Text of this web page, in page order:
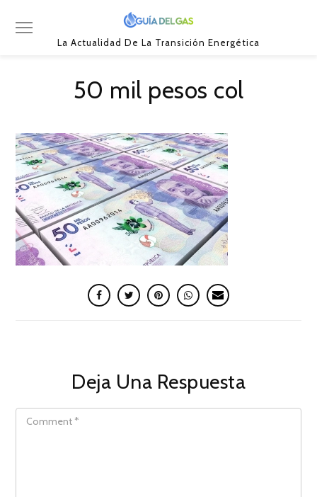
La Actualidad De La Transición Energética
50 mil pesos col
Deja Una Respuesta
COMMENT